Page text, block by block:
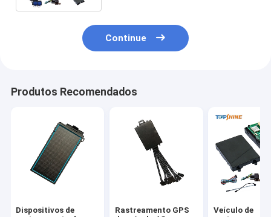
Continue
Produtos Recomendados
Dispositivos de
Rastreamento GPS
Veículo de